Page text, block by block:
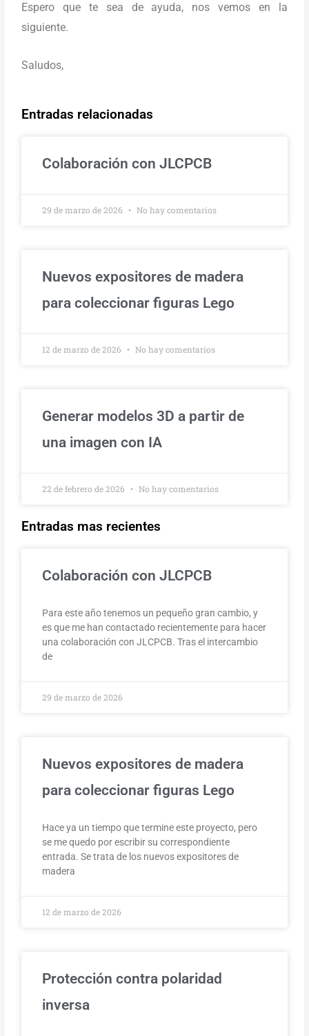
Espero que te sea de ayuda, nos vemos en la
siguiente.
Saludos,
Entradas relacionadas
Colaboración con JLCPCB
29 de marzo de 2026 No hay comentarios
Nuevos expositores de madera
para coleccionar figuras Lego
12 de marzo de 2026 No hay comentarios
Generar modelos 3D a partir de
una imagen con IA
22 de febrero de 2026 No hay comentarios
Entradas mas recientes
Colaboración con JLCPCB
Para este año tenemos un pequeño gran cambio, y
es que me han contactado recientemente para hacer
una colaboración con JLCPCB. Tras el intercambio
de
29 de marzo de 2026
Nuevos expositores de madera
para coleccionar figuras Lego
Hace ya un tiempo que termine este proyecto, pero
se me quedo por escribir su correspondiente
entrada. Se trata de los nuevos expositores de
madera
12 de marzo de 2026
Protección contra polaridad
inversa